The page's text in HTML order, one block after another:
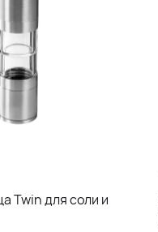
Twin для соли и